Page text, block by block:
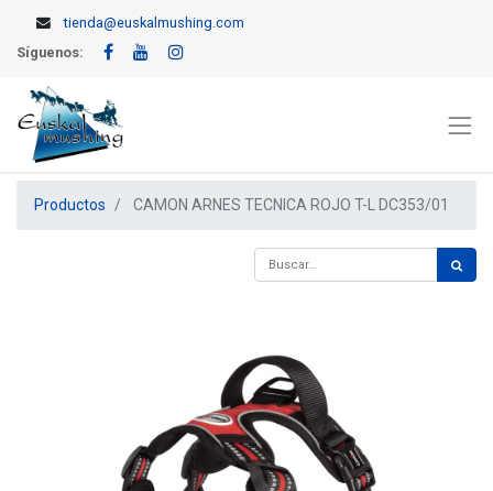
tienda@euskalmushing.com
Síguenos:
Productos CAMON ARNES TECNICA ROJO T-L DC353/01